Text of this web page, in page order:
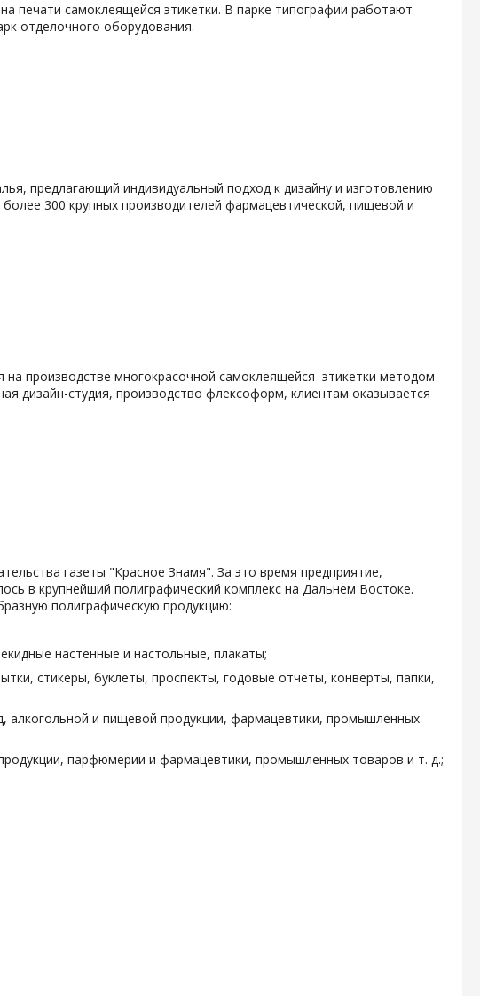
печати самоклеящейся этикетки. В парке типографии работают
отделочного оборудования.
предлагающий индивидуальный подход к дизайну и изготовлению
300 крупных производителей фармацевтической, пищевой и
производстве многокрасочной самоклеящейся этикетки методом
дизайн-студия, производство флексоформ, клиентам оказывается
газеты "Красное Знамя". За это время предприятие,
в крупнейший полиграфический комплекс на Дальнем Востоке.
полиграфическую продукцию:
настенные и настольные, плакаты;
стикеры, буклеты, проспекты, годовые отчеты, конверты, папки,
алкогольной и пищевой продукции, фармацевтики, промышленных
парфюмерии и фармацевтики, промышленных товаров и т. д.;